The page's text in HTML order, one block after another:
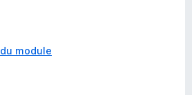
module